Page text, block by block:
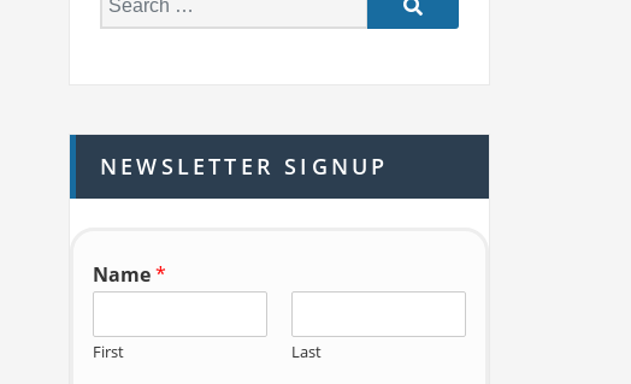
e
h
f
o
NEWSLETTER SIGNUP
Name*
First Last